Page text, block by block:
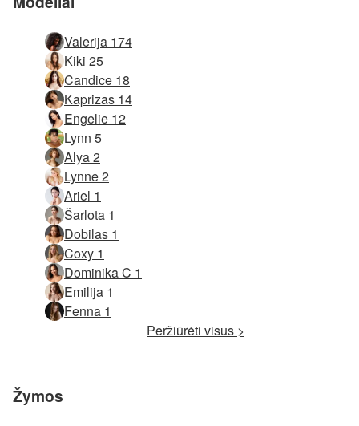
Valerija 174
Kiki 25
Candice 18
Kaprizas 14
Engelie 12
Lynn 5
Alya 2
Lynne 2
Ariel 1
Šarlota 1
Dobilas 1
Coxy 1
Dominika C 1
Emilija 1
Fenna 1
Peržiūrėti visus >
Žymos